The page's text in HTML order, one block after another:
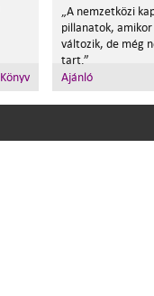
Könyv
„A nemzetközi
pillanatok,
változik, de még
tart.”
Ajánló